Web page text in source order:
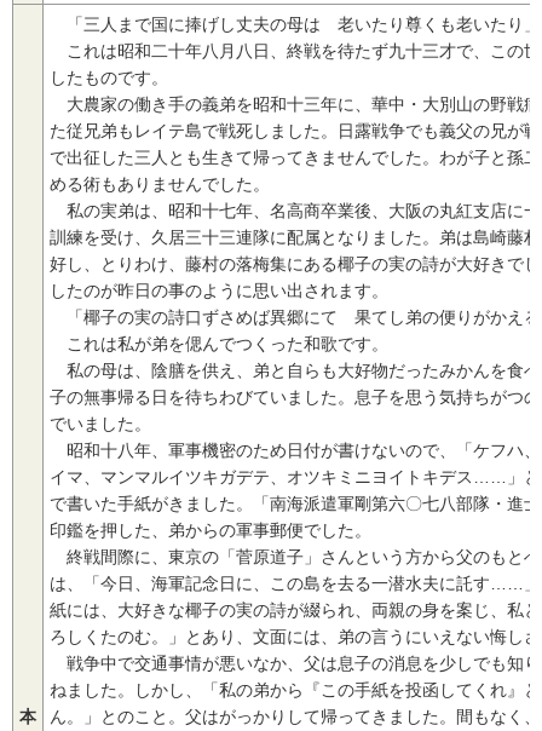
本
「三人まで国に捧げし丈夫の母は 老いたり尊くも老いたり」
これは昭和二十年八月八日、終戦を待たず九十三才で、この
したものです。
大農家の働き手の義弟を昭和十三年に、華中・大別山の野戦
た従兄弟もレイテ島で戦死しました。日露戦争でも義父の兄が
で出征した三人とも生きて帰ってきませんでした。わが子と孫
める術もありませんでした。
私の実弟は、昭和十七年、名高商卒業後、大阪の丸紅支店に
訓練を受け、久居三十三連隊に配属となりました。弟は島崎藤
好し、とりわけ、藤村の落梅集にある椰子の実の詩が大好きで
したのが昨日の事のように思い出されます。
「椰子の実の詩口ずさめば異郷にて 果てし弟の便りがかえ
これは私が弟を偲んでつくった和歌です。
私の母は、陰膳を供え、弟と自らも大好物だったみかんを食
子の無事帰る日を待ちわびていました。息子を思う気持ちがつ
でいました。
昭和十八年、軍事機密のため日付が書けないので、「ケフハ
イマ、マンマルイツキガデテ、オツキミニヨイトキデス……」
で書いた手紙がきました。「南海派遣軍剛第六〇七八部隊・進
印鑑を押した、弟からの軍事郵便でした。
終戦間際に、東京の「菅原道子」さんという方から父のもと
は、「今日、海軍記念日に、この島を去る一潜水夫に託す……
紙には、大好きな椰子の実の詩が綴られ、両親の身を案じ、私
ろしくたのむ。」とあり、文面には、弟の言うにいえない悔し
戦争中で交通事情が悪いなか、父は息子の消息を少しでも知
ねました。しかし、「私の弟から『この手紙を投函してくれ』
ん。」とのこと。父はがっかりして帰ってきました。間もなく